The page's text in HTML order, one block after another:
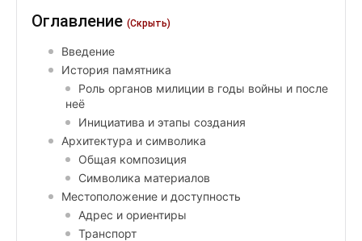
Оглавление (Скрыть)
Введение
История памятника
Роль органов милиции в годы войны и после
неё
Инициатива и этапы создания
Архитектура и символика
Общая композиция
Символика материалов
Местоположение и доступность
Адрес и ориентиры
Транспорт